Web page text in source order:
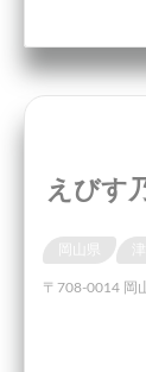
えびす
〒708-0014 岡